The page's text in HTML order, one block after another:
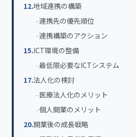
地域連携の構築
連携先の優先順位
連携構築のアクション
ICT環境の整備
最低限必要なICTシステム
法人化の検討
医療法人化のメリット
個人開業のメリット
開業後の成長戦略